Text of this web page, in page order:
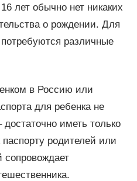
лет обычно нет никаких
о рождении. Для
различные
в Россию или
для ребенка не
иметь только
родителей или
сопровождает